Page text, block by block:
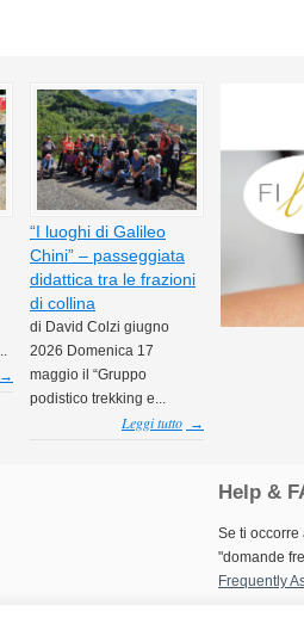
→
“I luoghi di Galileo
Chini” – passeggiata
didattica tra le frazioni
di collina
di David Colzi giugno
2026 Domenica 17
maggio il “Gruppo
podistico trekking e...
Leggi tutto →
Help &
Se ti occorre
"domande
Frequently